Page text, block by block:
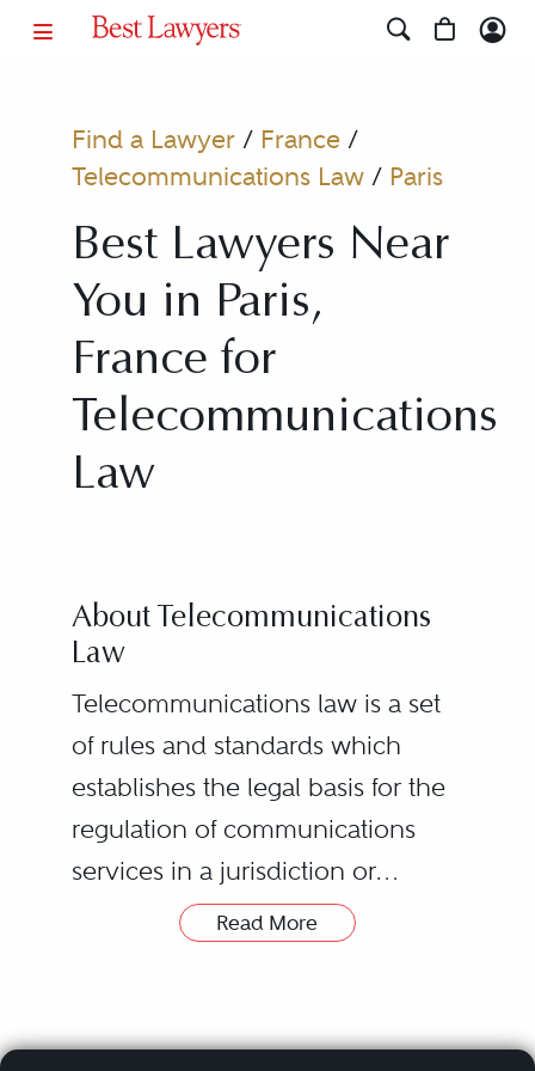
Find a Lawyer/ France /
Telecommunications Law/ Paris
Best Lawyers Near
You in Paris,
France for
Telecommunications
Law
About Telecommunications
Law
Telecommunications law is a set
of rules and standards which
establishes the legal basis for the
regulation of communications
services in a jurisdiction or
internationally.
economic and social interests of
normes servant de base juridique
Read More